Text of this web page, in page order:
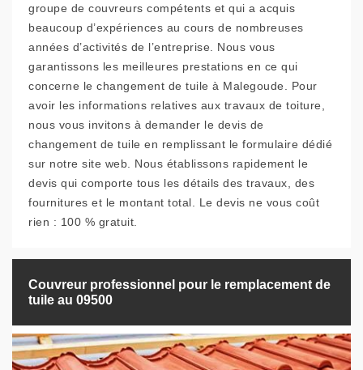
groupe de couvreurs compétents et qui a acquis
beaucoup d’expériences au cours de nombreuses
années d’activités de l’entreprise. Nous vous
garantissons les meilleures prestations en ce qui
concerne le changement de tuile à Malegoude. Pour
avoir les informations relatives aux travaux de toiture,
nous vous invitons à demander le devis de
changement de tuile en remplissant le formulaire dédié
sur notre site web. Nous établissons rapidement le
devis qui comporte tous les détails des travaux, des
fournitures et le montant total. Le devis ne vous coût
rien : 100 % gratuit.
Couvreur professionnel pour le remplacement de
tuile au 09500